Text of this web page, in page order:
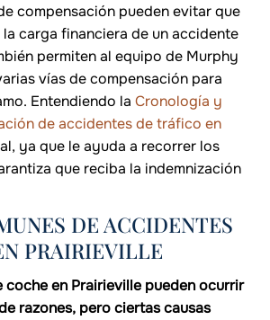
compensación pueden evitar que
carga financiera de un accidente
permiten al equipo de Murphy
vías de compensación para
Entendiendo la Cronología y
de accidentes de tráfico en
ya que le ayuda a recorrer los
que reciba la indemnización
DE ACCIDENTES
PRAIRIEVILLE
coche en Prairieville pueden ocurrir
razones, pero ciertas causas